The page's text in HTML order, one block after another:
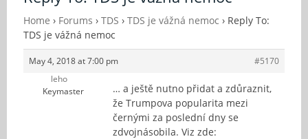
Fórum
Kontakt
Home › Forums › TDS › TDS je vážná nemoc › Reply To:
TDS je vážná nemoc
May 4, 2018 at 7:00 pm
#5170
leho
Keymaster
… a ještě nutno přidat a zdůraznit,
že Trumpova popularita mezi
černými za poslední dny se
zdvojnásobila. Viz zde: